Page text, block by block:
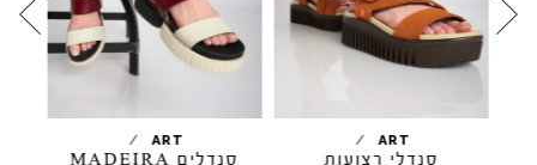
ART
/
סנדלי רצועות
ART
/
סנדלים MADEIRA